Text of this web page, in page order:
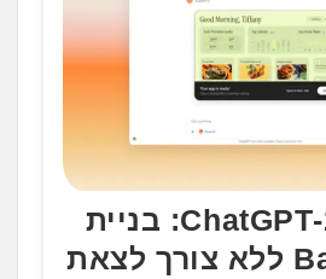
מעכשיו ב-ChatGPT: בניית
אתר Base44 ללא צורך לצאת